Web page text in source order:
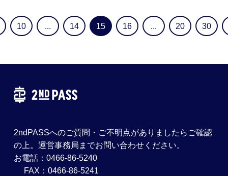
10 ... 14 15 16 ... 20 30
2ndPASSへのご質問・ご不明点がありましたらご確認
の上。運営事務局までお問い合わせください。
お電話：0466-86-5240
FAX：0466-86-5241